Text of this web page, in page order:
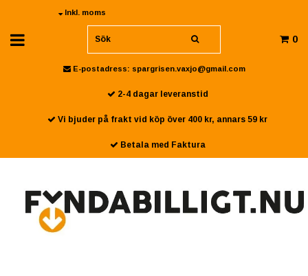
Inkl. moms
0
E-postadress: spargrisen.vaxjo@gmail.com
2-4 dagar leveranstid
Vi bjuder på frakt vid köp över 400 kr, annars 59 kr
Betala med Faktura